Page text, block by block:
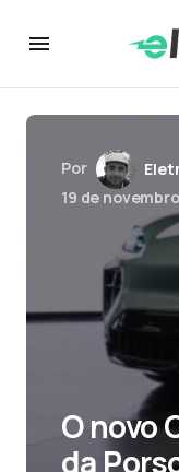
Por
19 de
O novo
da